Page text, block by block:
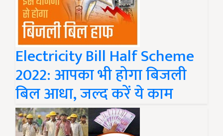
Electricity Bill Half Scheme
2022: आपका भी होगा बिजली
बिल आधा, जल्द करें ये काम